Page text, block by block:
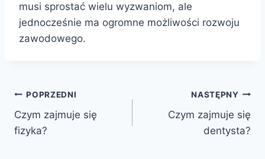
musi sprostać wielu wyzwaniom, ale
jednocześnie ma ogromne możliwości rozwoju
zawodowego.
Nawigacja
wpisu
POPRZEDNI
Czym zajmuje się
fizyka?
NASTĘPNY
Czym zajmuje się
dentysta?